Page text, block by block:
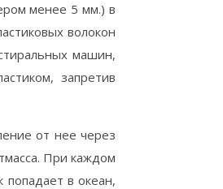
менее 5 мм.) в
волокон
машин,
запретив
от нее через
При каждом
в океан,